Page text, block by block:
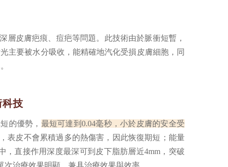
層皮膚疤痕、痘疤等問題。此技術由於脈衝短暫，
主要被水分吸收，能精確地汽化受損皮膚細胞，同
技
的優勢， 最短可達到0.04毫秒，小於皮膚的安全受
，表皮不會累積過多的熱傷害，因此恢復期短；能量
，直接作用深度最深可到皮下脂肪層近4mm，突破
治療效果明顯，兼具治療效果與效率。